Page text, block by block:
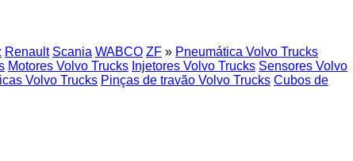
Renault Scania WABCO ZF » Pneumática Volvo Trucks
Motores Volvo Trucks Injetores Volvo Trucks Sensores Volvo
Volvo Trucks Pinças de travão Volvo Trucks Cubos de